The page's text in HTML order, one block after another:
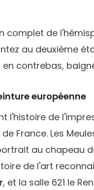
complet de
au deuxième
contrebas,
européenne
l'histoire de
France. Les
au chapeau
de l'art
, et la salle 621 le